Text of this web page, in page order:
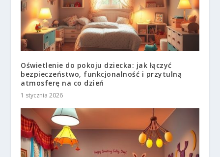
Oświetlenie do pokoju dziecka: jak łączyć
bezpieczeństwo, funkcjonalność i przytulną
atmosferę na co dzień
1 stycznia 2026